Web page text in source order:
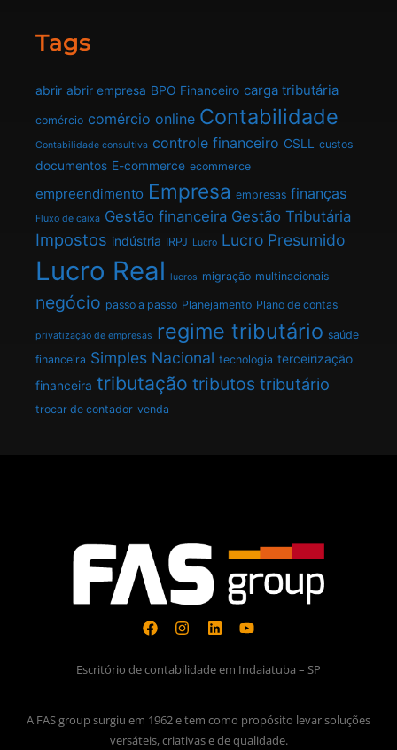
Tags
abrir abrir empresa BPO Financeiro carga tributária
comércio comércio online Contabilidade
Contabilidade consultiva controle financeiro CSLL custos
documentos E-commerce ecommerce
empreendimento Empresa empresas finanças
Fluxo de caixa Gestão financeira Gestão Tributária
Impostos indústria IRPJ Lucro Lucro Presumido
Lucro Real lucros migração multinacionais
negócio passo a passo Planejamento Plano de contas
privatização de empresas regime tributário saúde
financeira Simples Nacional tecnologia terceirização
financeira tributação tributos tributário
trocar de contador venda
Escritório de contabilidade em Indaiatuba – SP
A FAS group surgiu em 1962 e tem como propósito levar soluções
versáteis, criativas e de qualidade.